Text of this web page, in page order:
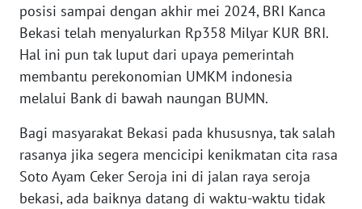
posisi sampai dengan akhir mei 2024, BRI Kanca
Bekasi telah menyalurkan Rp358 Milyar KUR BRI.
Hal ini pun tak luput dari upaya pemerintah
membantu perekonomian UMKM indonesia
melalui Bank di bawah naungan BUMN.
Bagi masyarakat Bekasi pada khususnya, tak salah
rasanya jika segera mencicipi kenikmatan cita rasa
Soto Ayam Ceker Seroja ini di jalan raya seroja
bekasi, ada baiknya datang di waktu-waktu tidak
WN
SUMSEL
WN
WN
LAMPUNG
WN